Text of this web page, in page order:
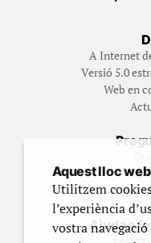
A Internet
Versió 5.0
Web en
Qui
Ajuda a
Aquest lloc
Utilitzem
l’experiència
vostra